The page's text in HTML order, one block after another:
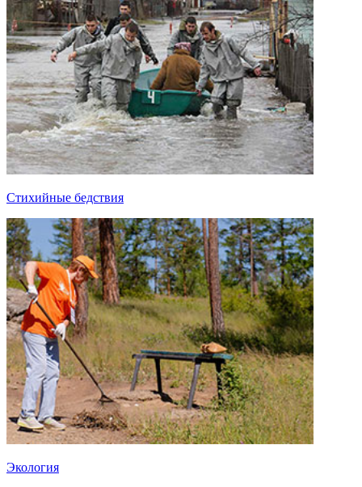
Стихийные бедствия
Экология